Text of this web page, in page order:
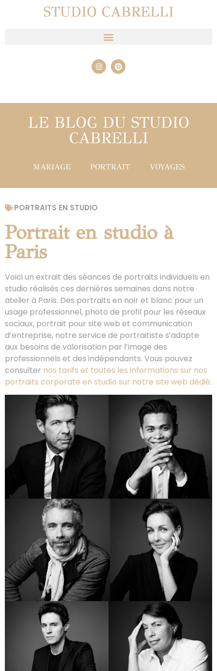
STUDIO CABRELLI
LE BLOG DU STUDIO
CABRELLI
MARIAGE PORTRAIT VOYAGES
PORTRAITS EN STUDIO
Portrait en studio à
Paris
Voici un extrait des séances de portraits individuels en
studio réalisés ces dernières semaines dans notre
atelier à Paris. Des portraits en noir et blanc pour un
usage professionnel, photo de profil pour les réseaux
sociaux, portrait pour site web et communication
d’entreprise, notre service de portraitiste s’adapte
aux besoins de valorisation par l’image des
professionnels et des indépendants. Vous pouvez
consulter nos tarifs et toutes les informations sur nos
portraits corporate en studio sur notre site web dédié.